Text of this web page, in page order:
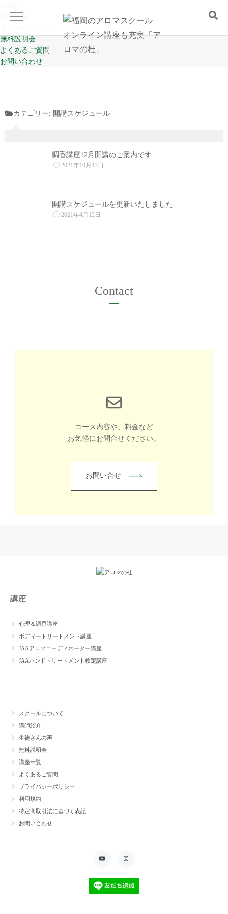
講座一覧
無料説明会
よくあるご質問
お問い合わせ
Home
スクールについて
カテゴリー: 開講スケジュール
調香講座12月開講のご案内です
2021年10月13日
開講スケジュールを更新いたしました
2021年4月12日
Contact
コース内容や、料金など
お気軽にお問合せください。
お問い合せ
講座
心理＆調香講座
ボディートリートメント講座
JAAアロマコーディネーター講座
JAAハンドトリートメント検定講座
スクールについて
講師紹介
生徒さんの声
無料説明会
講座一覧
よくあるご質問
プライバシーポリシー
利用規約
特定商取引法に基づく表記
お問い合わせ